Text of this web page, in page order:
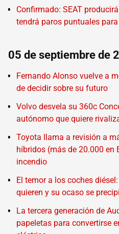
Confirmado: SEAT
tendrá paros puntuales para
05 de septiembre de
Fernando Alonso vuelve a
de decidir sobre su futuro
Volvo desvela su 360c
autónomo que quiere
Toyota llama a revisión a
híbridos (más de 20.000 en
incendio
El temor a los coches
quieren y su ocaso se
La tercera generación de
papeletas para convertirse